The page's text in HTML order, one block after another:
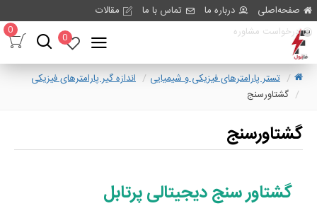
صفحه‌اصلی درباره ما تماس با ما
مقالات
درخواست مشاوره
0
0
تستر پارامترهای فیزیکی و شیمیایی
اندازه گیر پارامترهای فیزیکی
گشتاورسنج
گشتاورسنج
گشتاور سنج دیجیتالی پرتابل